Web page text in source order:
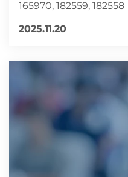
165970, 182559, 182558
2025.11.20